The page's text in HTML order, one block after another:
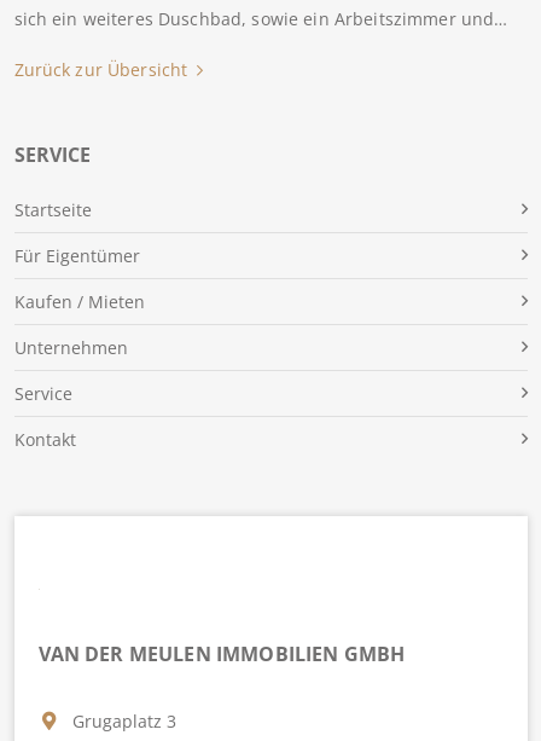
SERVICE
Für Eigentümer
Kaufen / Mieten
Unternehmen
Service
Kontakt
VAN DER MEULEN IMMOBILIEN GMBH
Grugaplatz 3
sich ein weiteres Duschbad, sowie ein Arbeitszimmer und…
Zurück zur Übersicht